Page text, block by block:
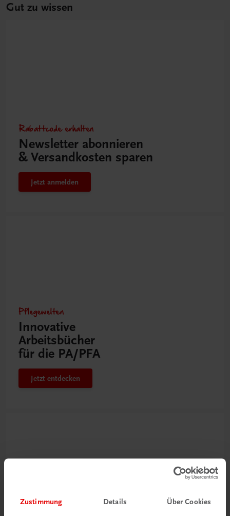
Zustimmung Details Über Cookies
Gut zu wissen
Rabattcode erhalten
Newsletter abonnieren
& Versandkosten sparen
Jetzt anmelden
Pflegewelten
Innovative
Arbeitsbücher
für die PA/PFA
Jetzt entdecken